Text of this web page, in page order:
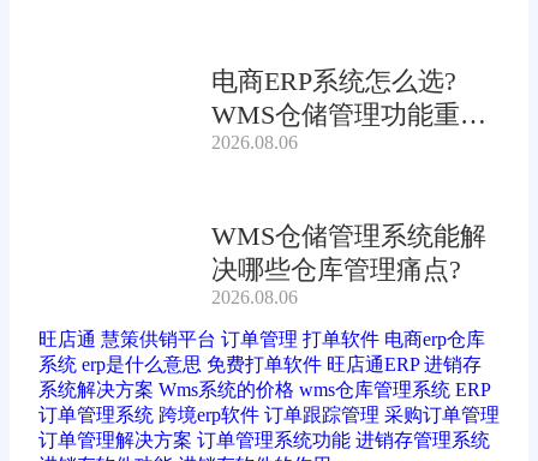
电商ERP系统怎么选?
WMS仓储管理功能重要
吗?
2026.08.06
WMS仓储管理系统能解
决哪些仓库管理痛点?
2026.08.06
旺店通 慧策供销平台 订单管理 打单软件 电商erp仓库
系统 erp是什么意思 免费打单软件 旺店通ERP 进销存
系统解决方案 Wms系统的价格 wms仓库管理系统 ERP
订单管理系统 跨境erp软件 订单跟踪管理 采购订单管理
订单管理解决方案 订单管理系统功能 进销存管理系统